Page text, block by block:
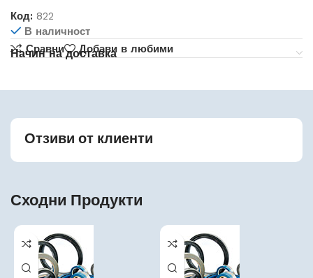
Код: 822
В наличност
Сравни
Добави в любими
Начин на доставка
Отзиви от клиенти
Сходни Продукти